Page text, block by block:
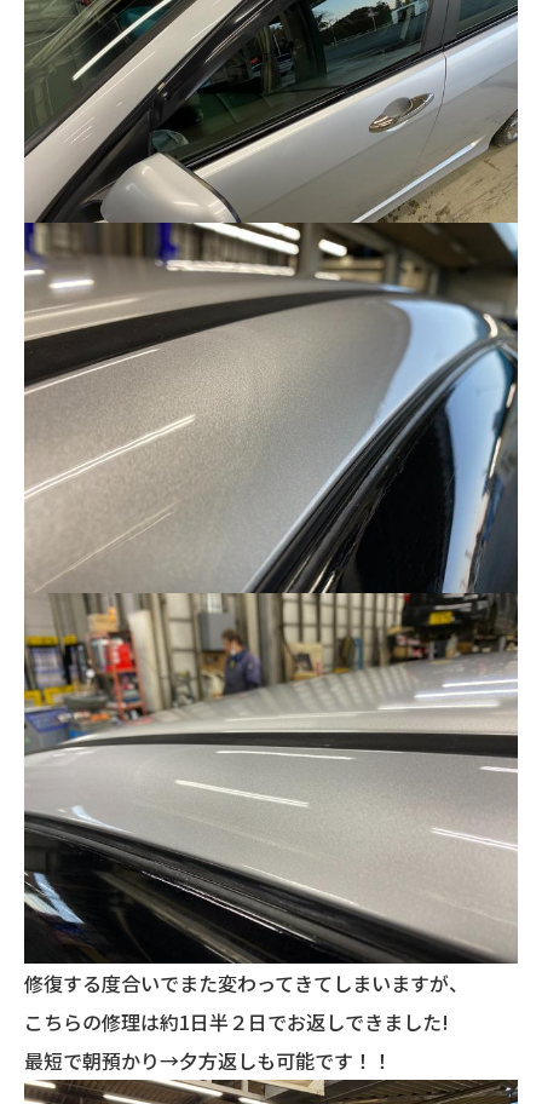
修復する度合いでまた変わってきてしまいますが、
こちらの修理は約1日半２日でお返しできました!
最短で朝預かり→夕方返しも可能です！！